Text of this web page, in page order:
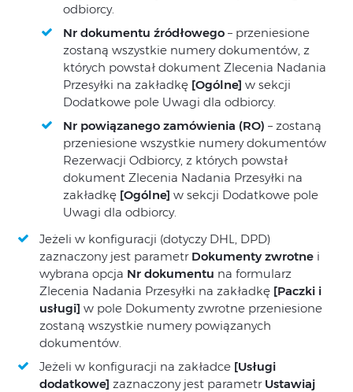
odbiorcy.
Nr dokumentu źródłowego – przeniesione
zostaną wszystkie numery dokumentów, z
których powstał dokument Zlecenia Nadania
Przesyłki na zakładkę [Ogólne] w sekcji
Dodatkowe pole Uwagi dla odbiorcy.
Nr powiązanego zamówienia (RO) – zostaną
przeniesione wszystkie numery dokumentów
Rezerwacji Odbiorcy, z których powstał
dokument Zlecenia Nadania Przesyłki na
zakładkę [Ogólne] w sekcji Dodatkowe pole
Uwagi dla odbiorcy.
Jeżeli w konfiguracji (dotyczy DHL, DPD)
zaznaczony jest parametr Dokumenty zwrotne i
wybrana opcja Nr dokumentu na formularz
Zlecenia Nadania Przesyłki na zakładkę [Paczki i
usługi] w pole Dokumenty zwrotne przeniesione
zostaną wszystkie numery powiązanych
dokumentów.
Jeżeli w konfiguracji na zakładce [Usługi
dodatkowe] zaznaczony jest parametrUstawiaj